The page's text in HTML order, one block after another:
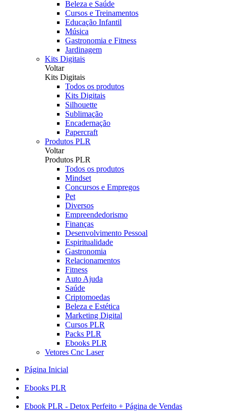
Beleza e Saúde
Cursos e Treinamentos
Educação Infantil
Música
Gastronomia e Fitness
Jardinagem
Kits Digitais
Voltar
Kits Digitais
Todos os produtos
Kits Digitais
Silhouette
Sublimação
Encadernação
Papercraft
Produtos PLR
Voltar
Produtos PLR
Todos os produtos
Mindset
Concursos e Empregos
Pet
Diversos
Empreendedorismo
Finanças
Desenvolvimento Pessoal
Espiritualidade
Gastronomia
Relacionamentos
Fitness
Auto Ajuda
Saúde
Criptomoedas
Beleza e Estética
Marketing Digital
Cursos PLR
Packs PLR
Ebooks PLR
Vetores Cnc Laser
Página Inicial
Ebooks PLR
Ebook PLR - Detox Perfeito + Página de Vendas